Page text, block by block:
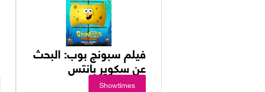
فيلم سبونج بوب: البحث
عن سكوير بانتس
Showtimes